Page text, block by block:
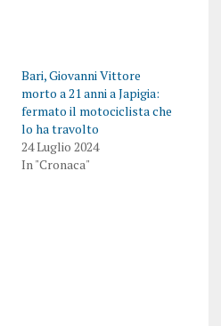
Bari, Giovanni Vittore
morto a 21 anni a Japigia:
fermato il motociclista che
lo ha travolto
24 Luglio 2024
In "Cronaca"